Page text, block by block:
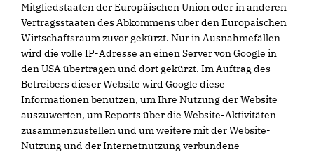
Mitgliedstaaten der Europäischen Union oder in anderen
Vertragsstaaten des Abkommens über den Europäischen
Wirtschaftsraum zuvor gekürzt. Nur in Ausnahmefällen
wird die volle IP-Adresse an einen Server von Google in
den USA übertragen und dort gekürzt. Im Auftrag des
Betreibers dieser Website wird Google diese
Informationen benutzen, um Ihre Nutzung der Website
auszuwerten, um Reports über die Website-Aktivitäten
zusammenzustellen und um weitere mit der Website-
Nutzung und der Internetnutzung verbundene